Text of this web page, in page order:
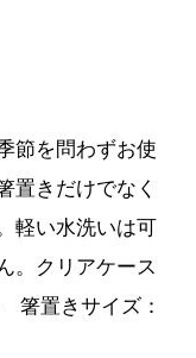
節を問わずお使
置きだけでなく
軽い水洗いは可
。クリアケース
箸置きサイズ：